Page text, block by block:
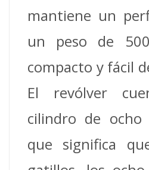
mantiene un
un peso de
compacto y fácil
El revólver
cilindro de ocho
que significa